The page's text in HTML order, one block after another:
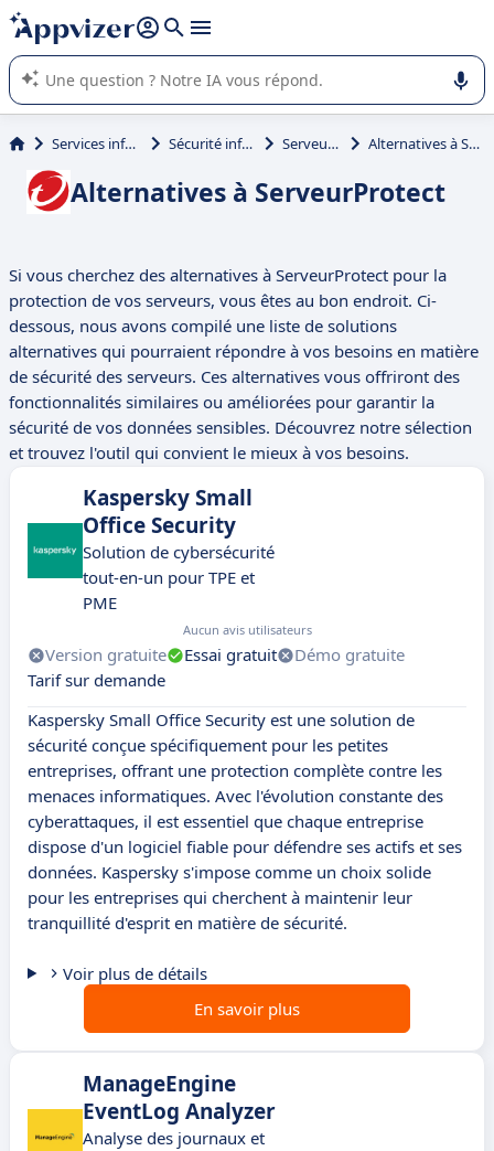
répondre (plusieurs lignes avec
L'IA de Appvizer vous guide dans l'utilisation ou la sélection de
logiciel SaaS en entreprise.
Services informatiques Sécurité informatique ServeurProtect Alternatives à ServeurProtect
Alternatives à ServeurProtect
Si vous cherchez des alternatives à ServeurProtect pour la
protection de vos serveurs, vous êtes au bon endroit. Ci-
dessous, nous avons compilé une liste de solutions
alternatives qui pourraient répondre à vos besoins en matière
de sécurité des serveurs. Ces alternatives vous offriront des
fonctionnalités similaires ou améliorées pour garantir la
sécurité de vos données sensibles. Découvrez notre sélection
et trouvez l'outil qui convient le mieux à vos besoins.
Kaspersky Small
Office Security
Solution de cybersécurité
tout-en-un pour TPE et
PME
Aucun avis utilisateurs
Version gratuite Essai gratuit
Démo gratuite
Tarif sur demande
Kaspersky Small Office Security est une solution de
sécurité conçue spécifiquement pour les petites
entreprises, offrant une protection complète contre les
menaces informatiques. Avec l'évolution constante des
cyberattaques, il est essentiel que chaque entreprise
dispose d'un logiciel fiable pour défendre ses actifs et ses
données. Kaspersky s'impose comme un choix solide
pour les entreprises qui cherchent à maintenir leur
tranquillité d'esprit en matière de sécurité.
Voir plus de détails
En savoir plus
ManageEngine
EventLog Analyzer
Analyse des journaux et